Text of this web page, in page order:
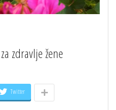
zdravlje žene
Twitter